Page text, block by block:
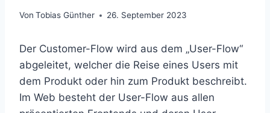
Von Tobias Günther 26. September 2023
Der Customer-Flow wird aus dem „User-Flow“
abgeleitet, welcher die Reise eines Users mit
dem Produkt oder hin zum Produkt beschreibt.
Im Web besteht der User-Flow aus allen